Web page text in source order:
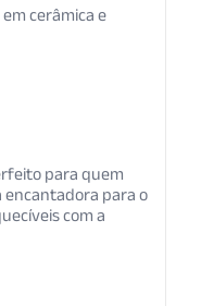
cerâmica e
para quem
para o
com a